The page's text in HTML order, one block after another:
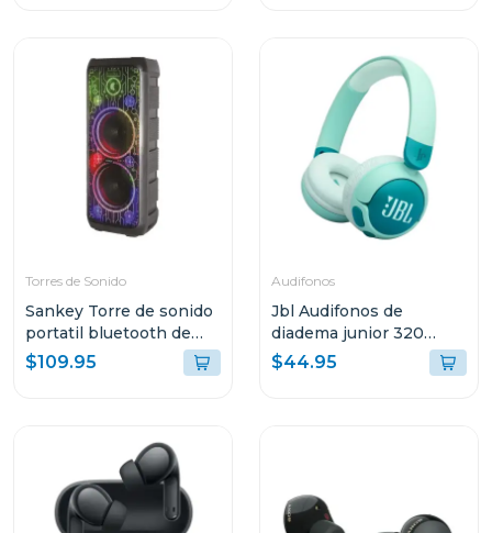
Torres de Sonido
Sankey Torre de sonido
portatil bluetooth de
50w rms 10dcc54t
$109.95
Audifonos
Jbl Audifonos de
diadema junior 320
inalámbricos bt verde
grnam
$44.95